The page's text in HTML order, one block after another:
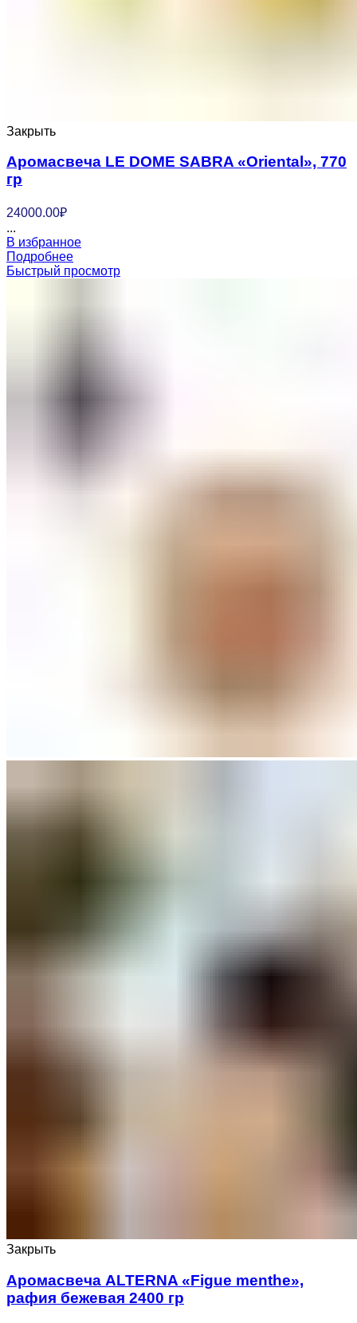
Закрыть
Аромасвеча LE DOME SABRA «Oriental», 770
гр
24000.00₽
...
В избранное
Подробнее
Быстрый просмотр
Закрыть
Аромасвеча ALTERNA «Figue menthe»,
рафия бежевая 2400 гр